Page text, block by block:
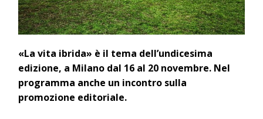
«La vita ibrida» è il tema dell’undicesima
edizione, a Milano dal 16 al 20 novembre. Nel
programma anche un incontro sulla
promozione editoriale.